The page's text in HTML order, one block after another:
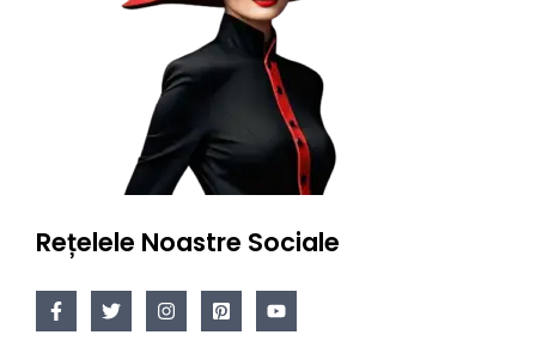
Rețelele Noastre Sociale